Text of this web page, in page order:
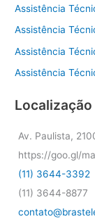
Assistência
Assistência
Assistência
Assistência
Localização
Av. Paulista,
https://goo.gl/
(11) 3644-3392
(11) 3644-8877